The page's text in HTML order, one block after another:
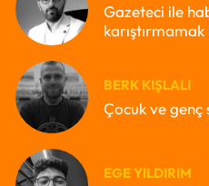
Gazeteci ile
karıştırmamak
BERK KIŞLALI
Çocuk ve
EGE YILDIRIM